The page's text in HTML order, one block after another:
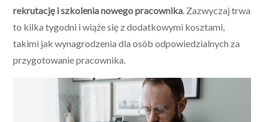
rekrutację i szkolenia nowego pracownika. Zazwyczaj trwa
to kilka tygodni i wiąże się z dodatkowymi kosztami,
takimi jak wynagrodzenia dla osób odpowiedzialnych za
przygotowanie pracownika.